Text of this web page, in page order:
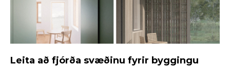
Leita að fjórða svæðinu fyrir byggingu